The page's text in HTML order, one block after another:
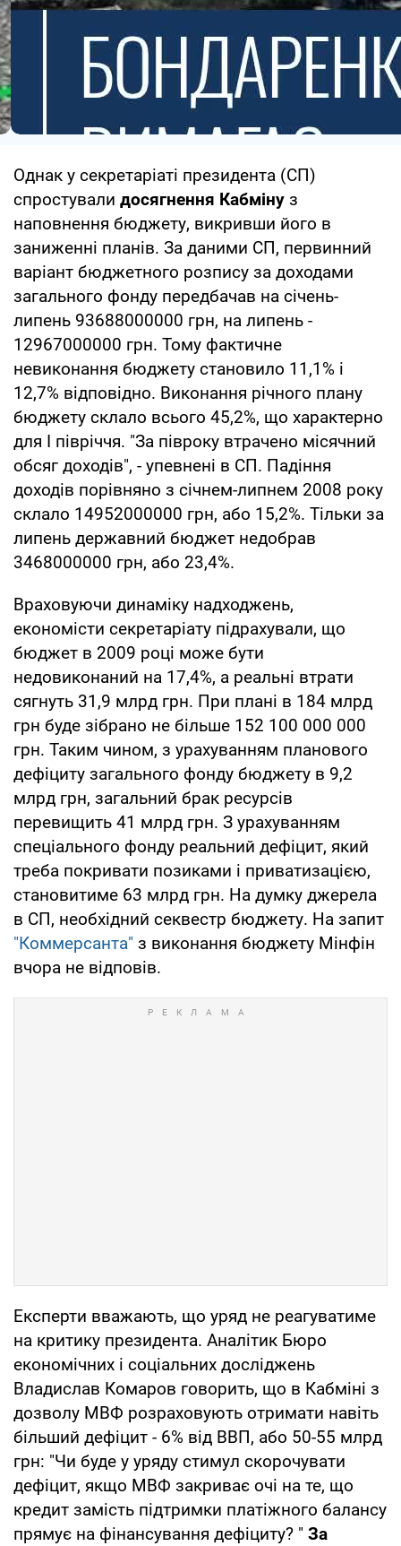
Однак у секретаріаті президента (СП)
спростували досягнення Кабміну з
наповнення бюджету, викривши його в
заниженні планів. За даними СП, первинний
варіант бюджетного розпису за доходами
загального фонду передбачав на січень-
липень 93688000000 грн, на липень -
12967000000 грн. Тому фактичне
невиконання бюджету становило 11,1% і
12,7% відповідно. Виконання річного плану
бюджету склало всього 45,2%, що характерно
для I півріччя. "За півроку втрачено місячний
обсяг доходів", - упевнені в СП. Падіння
доходів порівняно з січнем-липнем 2008 року
склало 14952000000 грн, або 15,2%. Тільки за
липень державний бюджет недобрав
3468000000 грн, або 23,4%.
Враховуючи динаміку надходжень,
економісти секретаріату підрахували, що
бюджет в 2009 році може бути
недовиконаний на 17,4%, а реальні втрати
сягнуть 31,9 млрд грн. При плані в 184 млрд
грн буде зібрано не більше 152 100 000 000
грн. Таким чином, з урахуванням планового
дефіциту загального фонду бюджету в 9,2
млрд грн, загальний брак ресурсів
перевищить 41 млрд грн. З урахуванням
спеціального фонду реальний дефіцит, який
треба покривати позиками і приватизацією,
становитиме 63 млрд грн. На думку джерела
в СП, необхідний секвестр бюджету. На запит
"Коммерсанта" з виконання бюджету Мінфін
вчора не відповів.
Експерти вважають, що уряд не реагуватиме
на критику президента. Аналітик Бюро
економічних і соціальних досліджень
Владислав Комаров говорить, що в Кабміні з
дозволу МВФ розраховують отримати навіть
більший дефіцит - 6% від ВВП, або 50-55 млрд
грн: "Чи буде у уряду стимул скорочувати
дефіцит, якщо МВФ закриває очі на те, що
кредит замість підтримки платіжного балансу
прямує на фінансування дефіциту? " За